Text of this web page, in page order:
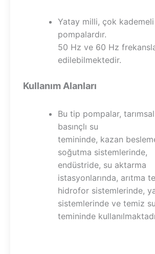
Yatay milli, çok
pompalardır.
50 Hz ve 60 Hz
edilebilmektedir.
Kullanım Alanları
Bu tip pompalar,
basınçlı su
temininde, kazan
soğutma sistemlerinde,
endüstride, su aktarma
istasyonlarında, arıtma
hidrofor sistemlerinde,
sistemlerinde ve temiz su
temininde